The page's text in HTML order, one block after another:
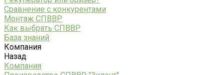
Сравнение с конкурентами
Монтаж СПВВР
Как выбрать СПВВР
База знаний
Компания
Назад
Компания